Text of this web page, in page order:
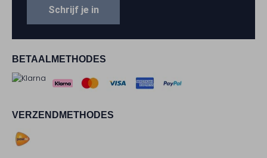
BETAALMETHODES
VERZENDMETHODES
Schrijf je in